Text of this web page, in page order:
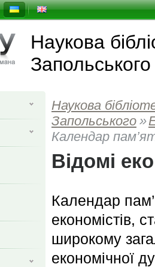
Наукова
Запольського
Наукова
Запольського »
Календар
Відомі
Календар
економістів,
широкому
економічної